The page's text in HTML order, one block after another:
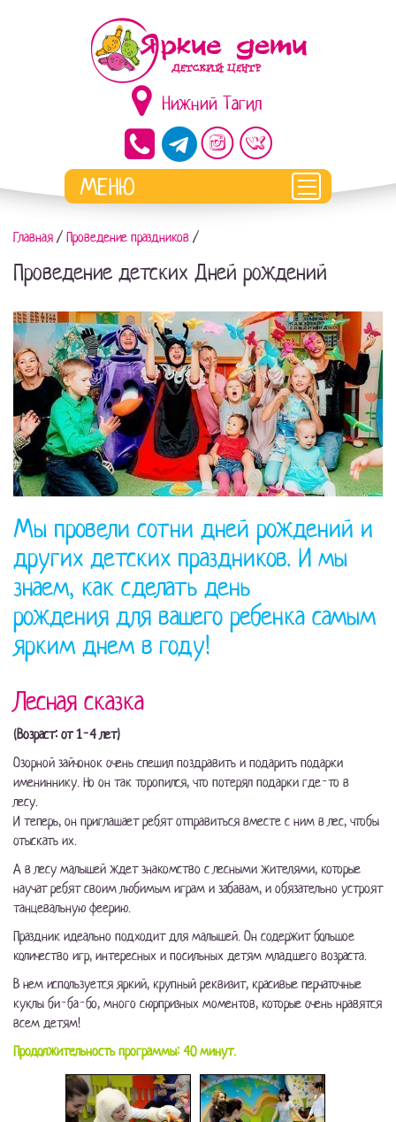
Нижний Тагил
Главная / Проведение праздников /
Проведение детских Дней рождений
Мы провели сотни дней рождений и
других детских праздников. И мы
знаем, как сделать день
рождения для вашего ребенка самым
ярким днем в году!
Лесная сказка
(Возраст: от 1-4 лет)
Озорной зайчонок очень спешил поздравить и подарить подарки
имениннику. Но он так торопился, что потерял подарки где-то в
лесу.
И теперь, он приглашает ребят отправиться вместе с ним в лес, чтобы
отыскать их.
А в лесу малышей ждет знакомство с лесными жителями, которые
научат ребят своим любимым играм и забавам, и обязательно устроят
танцевальную феерию.
Праздник идеально подходит для малышей. Он содержит большое
количество игр, интересных и посильных детям младшего возраста.
В нем используется яркий, крупный реквизит, красивые перчаточные
куклы би-ба-бо, много сюрпризных моментов, которые очень нравятся
всем детям!
Продолжительность программы: 40 минут.